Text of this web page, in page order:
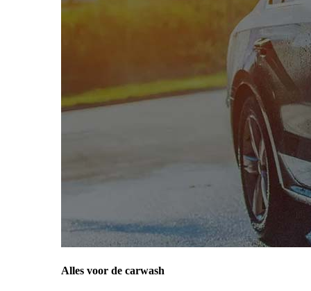
Alles voor de carwash